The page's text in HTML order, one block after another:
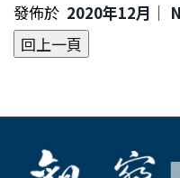
發佈於 2020年12月｜